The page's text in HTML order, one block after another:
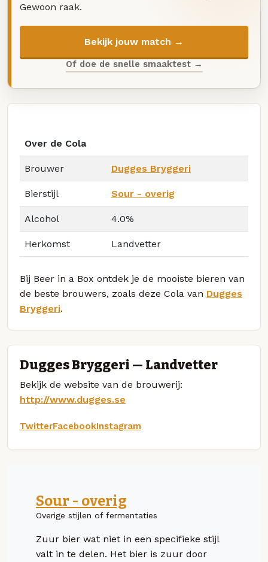
Gewoon raak.
Bekijk jouw match →
Of doe de snelle smaaktest →
Over de Cola
Brouwer Dugges Bryggeri
Bierstijl Sour - overig
Alcohol 4.0%
Herkomst Landvetter
Bij Beer in a Box ontdek je de mooiste bieren van
de beste brouwers, zoals deze Cola van Dugges
Bryggeri.
Dugges Bryggeri — Landvetter
Bekijk de website van de brouwerij:
http://www.dugges.se
TwitterFacebookInstagram
Sour - overig
Overige stijlen of fermentaties
Zuur bier wat niet in een specifieke stijl
valt in te delen. Het bier is zuur door